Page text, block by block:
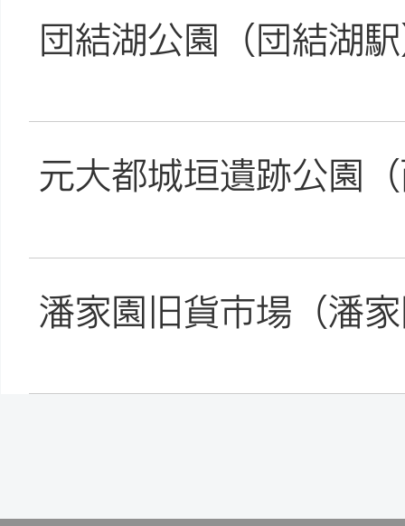
団結湖公園（団結湖
元大都城垣遺跡公園
潘家園旧貨市場（潘